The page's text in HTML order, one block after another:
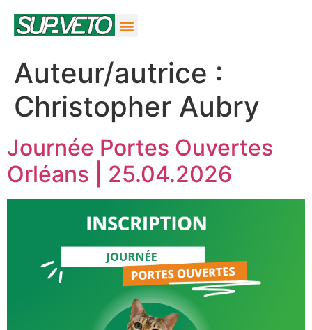
Auteur/autrice :
Christopher Aubry
Journée Portes Ouvertes
Orléans | 25.04.2026